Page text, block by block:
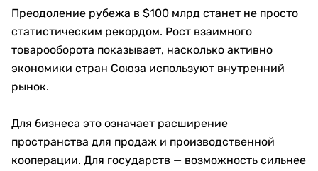
Преодоление рубежа в $100 млрд станет не просто
статистическим рекордом. Рост взаимного
товарооборота показывает, насколько активно
экономики стран Союза используют внутренний
рынок.
Для бизнеса это означает расширение
пространства для продаж и производственной
кооперации. Для государств — возможность сильнее